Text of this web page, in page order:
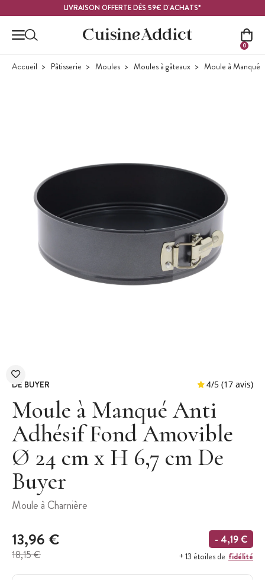
LIVRAISON OFFERTE DÈS 59€ D'ACHATS*
0
Accueil Pâtisserie Moules Moules à gâteaux Moule à Manqué
DE BUYER
Moule à Manqué Anti
Adhésif Fond Amovible
Ø 24 cm x H 6,7 cm De
Buyer
Moule à Charnière
13,96 €
18,15 €
- 4,19 €
+ 13 étoiles de fidélité